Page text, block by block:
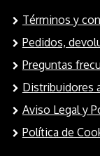
Términos y
Pedidos,
Preguntas
Distribuidores
Aviso Legal y
Política de